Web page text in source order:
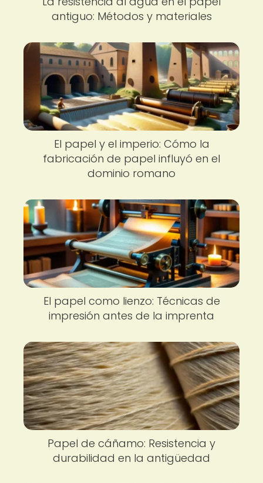
antiguo: Métodos y materiales
El papel y el imperio: Cómo la
fabricación de papel influyó en el
dominio romano
El papel como lienzo: Técnicas de
impresión antes de la imprenta
Papel de cáñamo: Resistencia y
durabilidad en la antigüedad